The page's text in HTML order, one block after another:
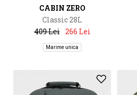
CABIN ZERO
Classic 28L
409 Lei 266 Lei
Marime unica